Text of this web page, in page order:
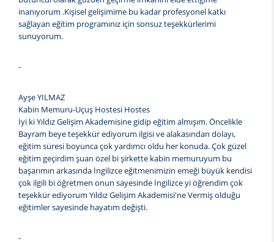
inanıyorum .Kişisel gelişimime bu kadar profesyonel katkı
sağlayan eğitim programınız için sonsuz teşekkürlerimi
sunuyorum.
-
Ayşe YILMAZ
Kabin Memuru-Uçuş Hostesi Hostes
İyi ki Yıldız Gelişim Akademisine gidip eğitim almışım. Öncelikle
Bayram beye teşekkür ediyorum ilgisi ve alakasından dolayı,
eğitim süresi boyunca çok yardımcı oldu her konuda. Çok güzel
eğitim geçirdim şuan özel bi şirkette kabin memuruyum bu
başarımın arkasında İngilizce eğitmenimizin emeği büyük kendisi
çok ilgili bi öğretmen onun sayesinde İngilizce yi öğrendim çok
teşekkür ediyorum Yıldız Gelişim Akademisi'ne Vermiş olduğu
eğitimler sayesinde hayatım değişti.
-